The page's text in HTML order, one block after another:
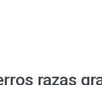
razas